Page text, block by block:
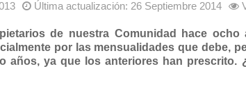
Última actualización: 26 Septiembre 2014
de nuestra Comunidad hace
por las mensualidades que debe,
años, ya que los anteriores han